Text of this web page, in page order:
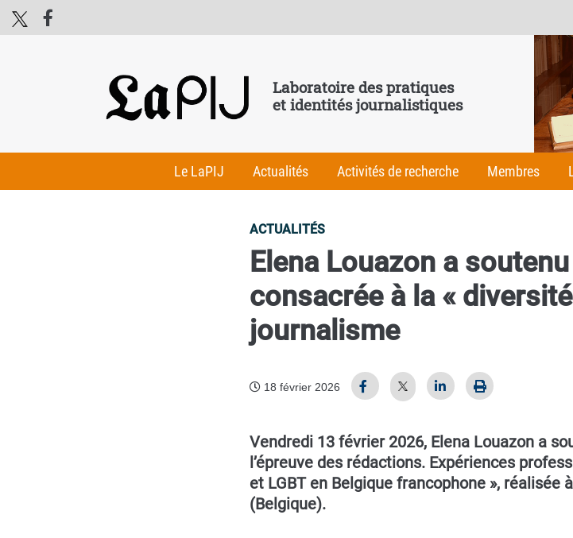
Laboratoire des pratiques
et identités journalistiques
Le LaPIJ Actualités Activités de recherche Membres
ACTUALITÉS
Elena Louazon a
consacrée à la «
journalisme
18 février 2026
Vendredi 13 février 2026, Elena Louazon a
l’épreuve des rédactions. Expériences
et LGBT en Belgique francophone », réalisée
(Belgique).